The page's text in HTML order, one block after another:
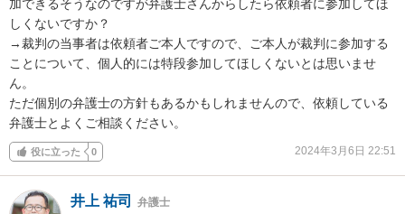
加できるそうなのですが弁護士さんからしたら依頼者に参加してほ
しくないですか？
→裁判の当事者は依頼者ご本人ですので、ご本人が裁判に参加する
ことについて、個人的には特段参加してほしくないとは思いませ
ん。
ただ個別の弁護士の方針もあるかもしれませんので、依頼している
弁護士とよくご相談ください。
役に立った 0 2024年3月6日 22:51
井上 祐司
弁護士